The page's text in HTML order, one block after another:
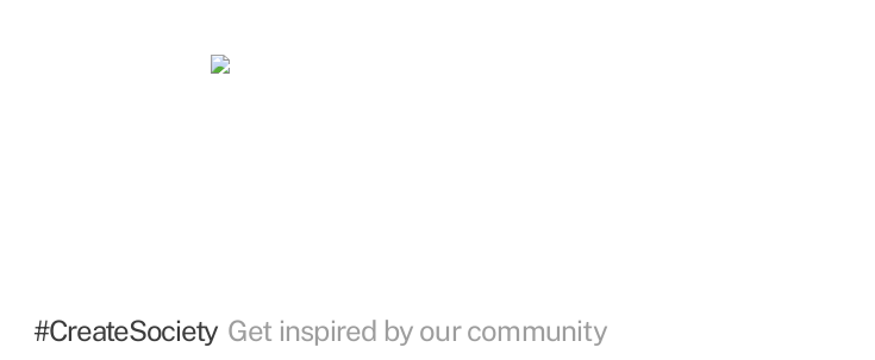
#CreateSociety Get inspired by our community